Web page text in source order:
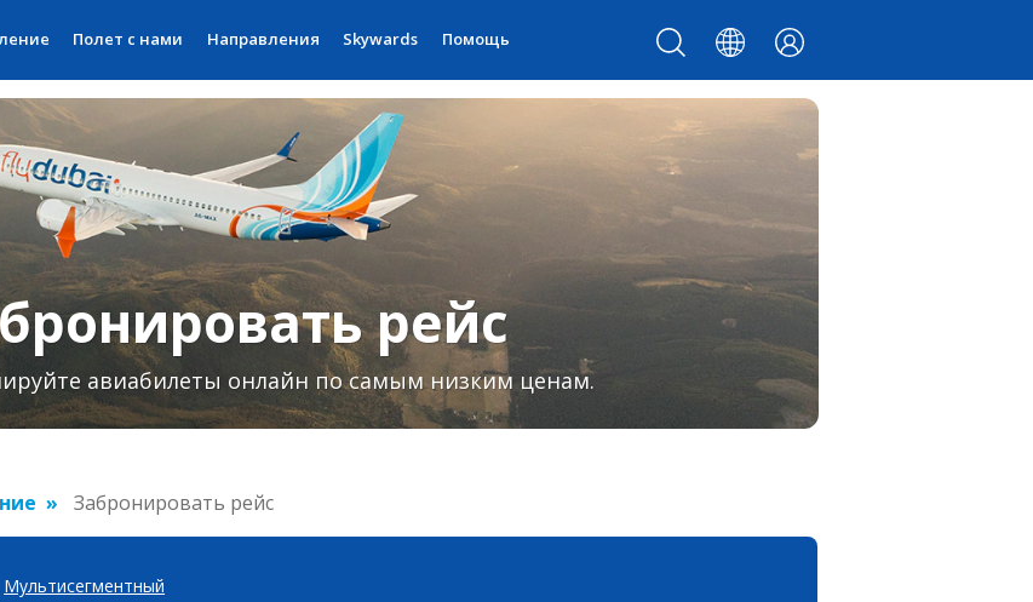
Полет с нами Направления Skywards Помощь
рейс
авиабилеты онлайн по самым низким ценам.
Забронировать рейс
Мультисегментный